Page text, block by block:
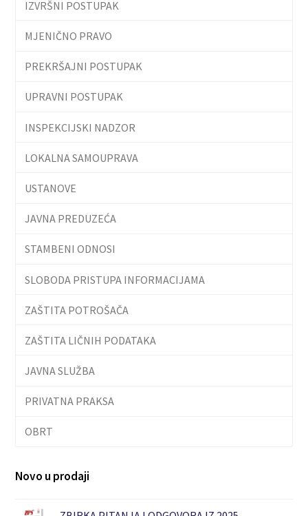
IZVRŠNI POSTUPAK
MJENIČNO PRAVO
PREKRŠAJNI POSTUPAK
UPRAVNI POSTUPAK
INSPEKCIJSKI NADZOR
LOKALNA SAMOUPRAVA
USTANOVE
JAVNA PREDUZEĆA
STAMBENI ODNOSI
SLOBODA PRISTUPA INFORMACIJAMA
ZAŠTITA POTROŠAČA
ZAŠTITA LIČNIH PODATAKA
JAVNA SLUŽBA
PRIVATNA PRAKSA
OBRT
Novo u prodaji